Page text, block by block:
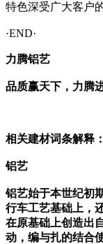
特色深受广大客户
·END·
力腾铝艺
品质赢天下，力腾
相关建材词条解释：
铝艺
铝艺始于本世纪初
行车工艺基础上，
在原基础上创造出
动，编与扎的结合